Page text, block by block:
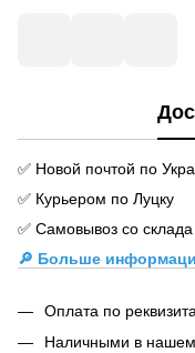
✅ Новой почтой по
✅ Курьером по Луцку
✅ Самовывоз со склада
🔎 Больше
Оплата по
Наличными в нашем